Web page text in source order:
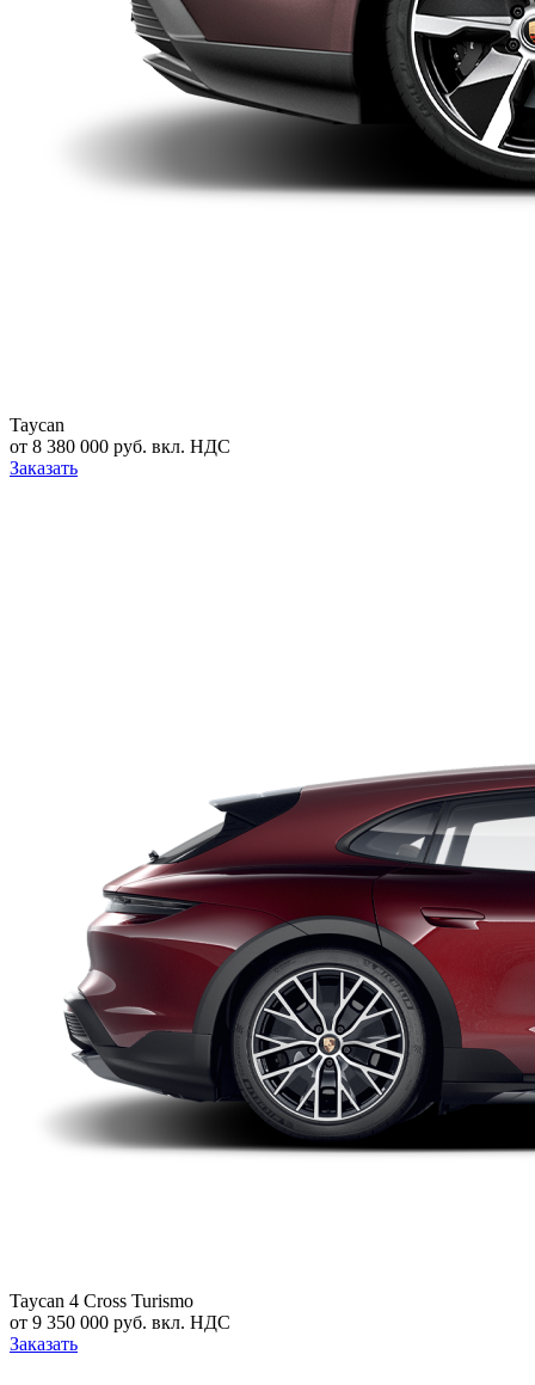
Taycan
от 8 380 000 руб. вкл. НДС
Заказать
Taycan 4 Cross Turismo
от 9 350 000 руб. вкл. НДС
Заказать